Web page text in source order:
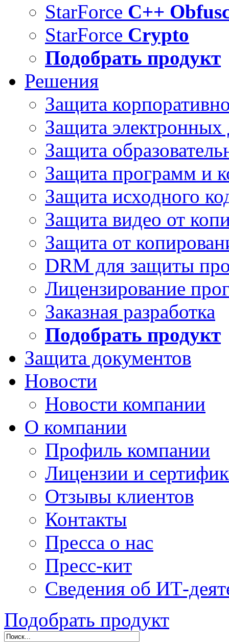
StarForce C++
StarForce Crypto
Подобрать продукт
Решения
Защита
Защита электронных
Защита
Защита программ и
Защита исходного
Защита видео от
Защита от
DRM для защиты
Лицензирование
Заказная разработка
Подобрать продукт
Защита документов
Новости
Новости компании
О компании
Профиль компании
Лицензии и
Отзывы клиентов
Контакты
Пресса о нас
Пресс-кит
Сведения об ИТ-
Подобрать продукт